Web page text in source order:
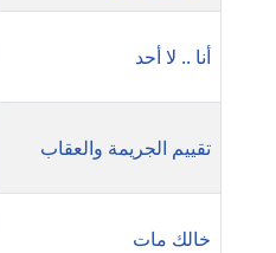
مدونة أمل
مدونة أمل الخولي
عاملة
مدونة أمل درويش
أنا .. لا أحد
تقييم الجريمة والعقاب
خالك مات